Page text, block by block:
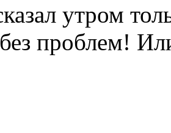
утром
проблем!